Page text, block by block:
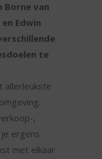
Borne van
Edwin
te
allerleukste
,
ergens
met elkaar